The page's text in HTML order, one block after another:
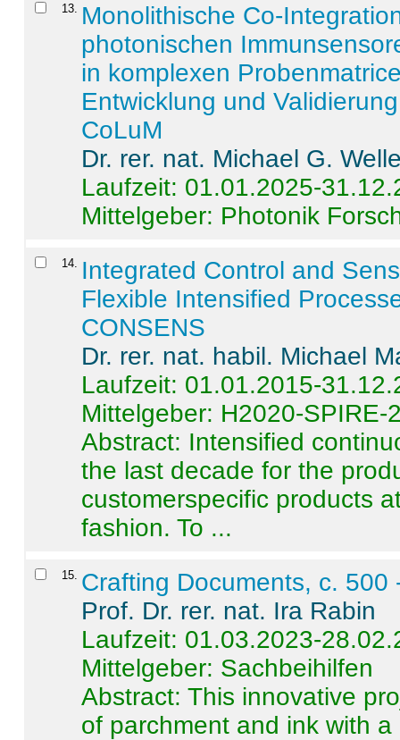
13
Monolithische Co-
photonischen
in komplexen
Entwicklung und
CoLuM
Dr. rer. nat. Michael G.
Laufzeit: 01.01.2025-
Mittelgeber: Photonik
14
Integrated Control and
Flexible Intensified
CONSENS
Dr. rer. nat. habil. Michael
Laufzeit: 01.01.2015-
Mittelgeber: H2020-SPIRE-
Abstract: Intensified
the last decade for the
customerspecific products
fashion. To ...
15 Crafting Documents, c. 500
Prof. Dr. rer. nat. Ira Rabin
Laufzeit: 01.03.2023-
Mittelgeber: Sachbeihilfen
Abstract:This innovative
of parchment and ink with